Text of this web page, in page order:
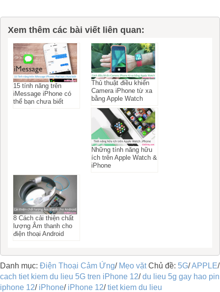
Xem thêm các bài viết liên quan:
15 tính năng trên
iMessage iPhone có
thể bạn chưa biết
Thủ thuật điều khiển
Camera iPhone từ xa
bằng Apple Watch
Những tính năng hữu
ích trên Apple Watch &
iPhone
8 Cách cải thiện chất
lượng Âm thanh cho
điện thoại Android
Danh mục: Điện Thoại Cảm Ứng/ Mẹo vặt Chủ đề: 5G/APPLE/
cach tiet kiem du lieu 5G tren iPhone 12/du lieu 5g gay hao pin
iphone 12/ iPhone/ iPhone 12/tiet kiem du lieu